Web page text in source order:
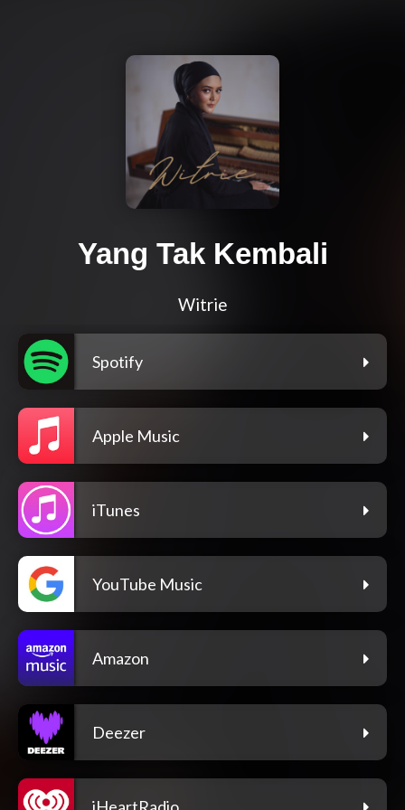
Yang Tak Kembali
Witrie
Spotify
Apple Music
iTunes
YouTube Music
Amazon
Deezer